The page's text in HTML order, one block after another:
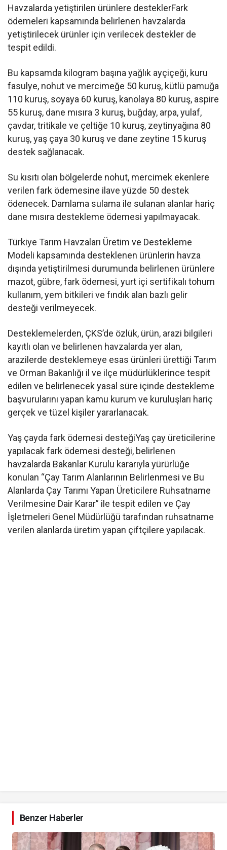
Havzalarda yetiştirilen ürünlere desteklerFark
ödemeleri kapsamında belirlenen havzalarda
yetiştirilecek ürünler için verilecek destekler de
tespit edildi.
Bu kapsamda kilogram başına yağlık ayçiçeği, kuru
fasulye, nohut ve mercimeğe 50 kuruş, kütlü pamuğa
110 kuruş, soyaya 60 kuruş, kanolaya 80 kuruş, aspire
55 kuruş, dane mısıra 3 kuruş, buğday, arpa, yulaf,
çavdar, tritikale ve çeltiğe 10 kuruş, zeytinyağına 80
kuruş, yaş çaya 30 kuruş ve dane zeytine 15 kuruş
destek sağlanacak.
Su kısıtı olan bölgelerde nohut, mercimek ekenlere
verilen fark ödemesine ilave yüzde 50 destek
ödenecek. Damlama sulama ile sulanan alanlar hariç
dane mısıra destekleme ödemesi yapılmayacak.
Türkiye Tarım Havzaları Üretim ve Destekleme
Modeli kapsamında desteklenen ürünlerin havza
dışında yetiştirilmesi durumunda belirlenen ürünlere
mazot, gübre, fark ödemesi, yurt içi sertifikalı tohum
kullanım, yem bitkileri ve fındık alan bazlı gelir
desteği verilmeyecek.
Desteklemelerden, ÇKS’de özlük, ürün, arazi bilgileri
kayıtlı olan ve belirlenen havzalarda yer alan,
arazilerde desteklemeye esas ürünleri ürettiği Tarım
ve Orman Bakanlığı il ve ilçe müdürlüklerince tespit
edilen ve belirlenecek yasal süre içinde destekleme
başvurularını yapan kamu kurum ve kuruluşları hariç
gerçek ve tüzel kişiler yararlanacak.
Yaş çayda fark ödemesi desteğiYaş çay üreticilerine
yapılacak fark ödemesi desteği, belirlenen
havzalarda Bakanlar Kurulu kararıyla yürürlüğe
konulan “Çay Tarım Alanlarının Belirlenmesi ve Bu
Alanlarda Çay Tarımı Yapan Üreticilere Ruhsatname
Verilmesine Dair Karar” ile tespit edilen ve Çay
İşletmeleri Genel Müdürlüğü tarafından ruhsatname
verilen alanlarda üretim yapan çiftçilere yapılacak.
Benzer Haberler